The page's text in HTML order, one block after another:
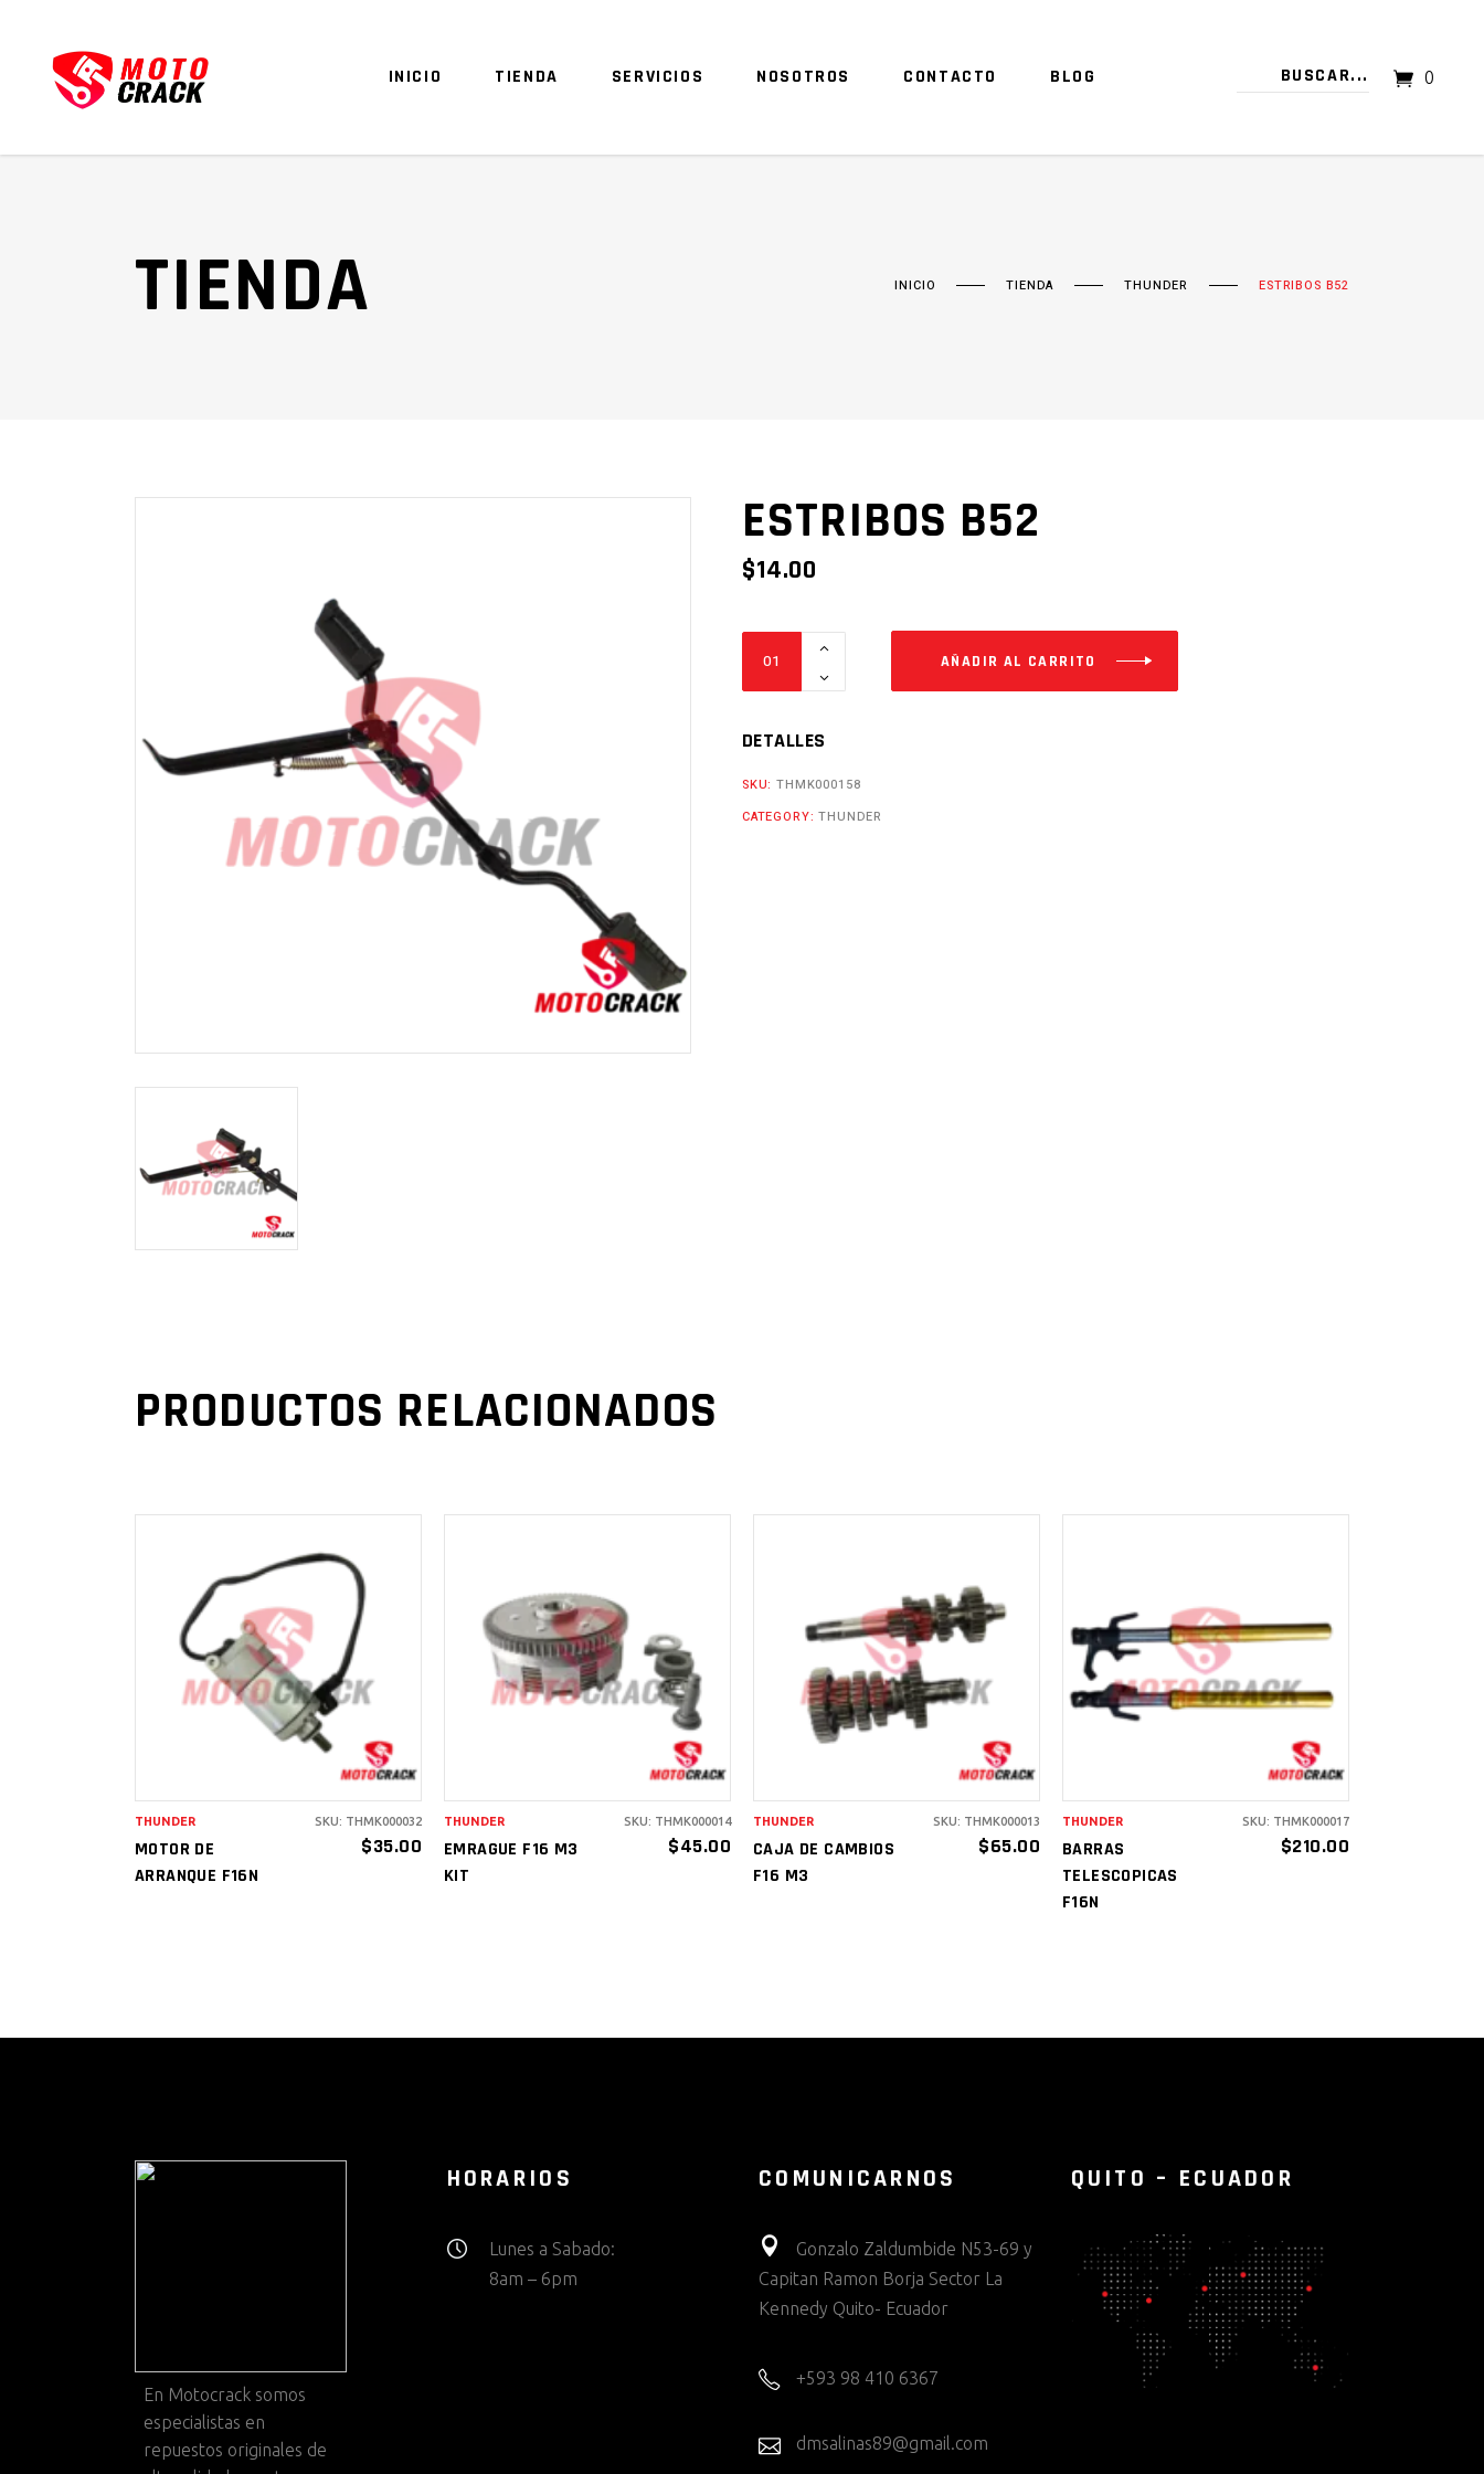
INICIO TIENDA SERVICIOS NOSOTROS CONTACTO BLOG 0
TU CARRITO ESTÁ VACÍO.
TIENDA INICIO TIENDA THUNDER ESTRIBOS B52
ESTRIBOS B52
$14.00
ESTRIBOS
AÑADIR AL CARRITO
DETALLES
SKU:THMK000158
CATEGORY:THUNDER
PRODUCTOS RELACIONADOS
AÑADIR AL
CARRITO
MOTOR DE
ARRANQUE F16N
$35.00
THUNDER SKU: THMK000032
AÑADIR AL
CARRITO
EMRAGUE F16 M3
KIT
$45.00
THUNDER SKU: THMK000014
AÑADIR AL
CARRITO
CAJA DE CAMBIOS
F16 M3
$65.00
THUNDER SKU: THMK000013
AÑADIR AL
CARRITO
BARRAS
TELESCOPICAS
F16N
$210.00
THUNDER SKU: THMK000017
En Motocrack somos
especialistas en
repuestos originales de
HORARIOS
Lunes a Sabado:
8am – 6pm
COMUNICARNOS
Gonzalo Zaldumbide N53-69 y
Capitan Ramon Borja Sector La
Kennedy Quito- Ecuador
+593 98 410 6367
dmsalinas89@gmail.com
QUITO – ECUADOR